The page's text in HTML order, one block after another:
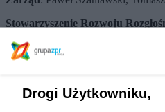
Stowarzyszenie Rozwoju
Radio Eska Elbląg 94,1 FM
Drogi Użytkowniku,